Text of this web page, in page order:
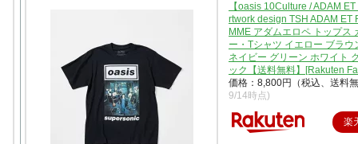
【oasis 10Culture / ADAM ET
rtwork design TSH ADAM ET
MME アダムエロペ トップス
ー・Tシャツ イエロー ブラウ
ネイビー グリーン ホワイト
ック【送料無料】[Rakuten
価格：8,800円（税込、送料
9/14時点)
楽